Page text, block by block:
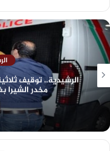
الرشيدية.. توقيف
مخدر الشيرا